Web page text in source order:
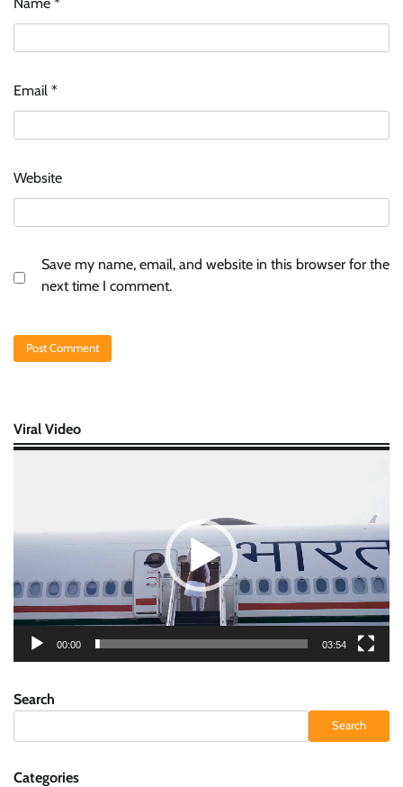
Email *
Website
Save my name, email, and website in this browser for the
next time I comment.
Viral Video
00:00 03:54
Search
Search
Categories